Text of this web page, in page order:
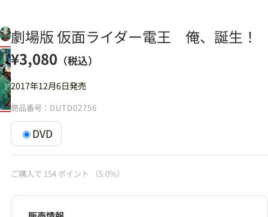
劇場版 仮面ライダー電王 俺、誕生！
¥3,080 （税込）
2017年12月6日発売
商品番号： DUTD02756
DVD
ご購入で 154 ポイント （5.0%）